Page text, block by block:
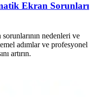
Ekran Sorunları
nedenleri ve
adımlar ve profesyonel
artırın.